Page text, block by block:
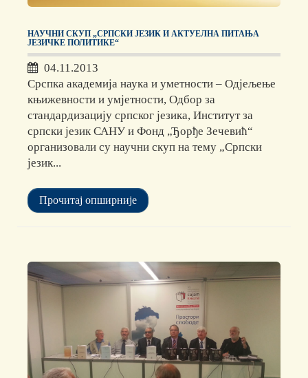
НАУЧНИ СКУП „СРПСКИ ЈЕЗИК И АКТУЕЛНА ПИТАЊА
ЈЕЗИЧКЕ ПОЛИТИКЕ“
04.11.2013
Срспка академија наука и уметности – Одјељење
књижевности и умјетности, Одбор за
стандардизацију српског језика, Институт за
српски језик САНУ и Фонд „Ђорђе Зечевић“
организовали су научни скуп на тему „Српски
језик...
Прочитај опширније